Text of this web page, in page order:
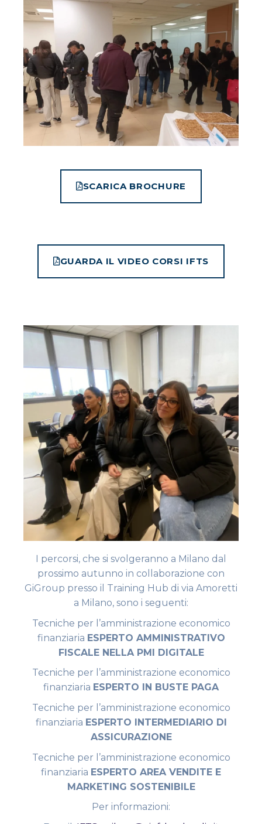
SCARICA BROCHURE
GUARDA IL VIDEO CORSI IFTS
I percorsi, che si svolgeranno a Milano dal
prossimo autunno in collaborazione con
GiGroup presso il Training Hub di via Amoretti
a Milano, sono i seguenti:
Tecniche per l’amministrazione economico
finanziaria ESPERTO AMMINISTRATIVO
FISCALE NELLA PMI DIGITALE
Tecniche per l’amministrazione economico
finanziaria ESPERTO IN BUSTE PAGA
Tecniche per l’amministrazione economico
finanziaria ESPERTO INTERMEDIARIO DI
ASSICURAZIONE
Tecniche per l’amministrazione economico
finanziaria ESPERTO AREA VENDITE E
MARKETING SOSTENIBILE
Per informazioni: